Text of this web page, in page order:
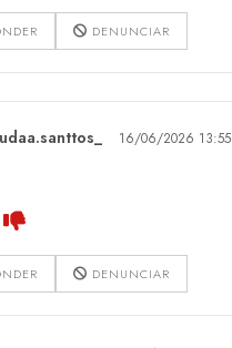
DENUNCIAR
16/06/2026 13:55
DENUNCIAR